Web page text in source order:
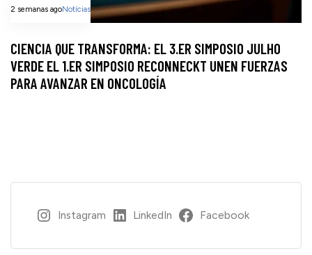
2 semanas agoNotícias
CIENCIA QUE TRANSFORMA: EL 3.ER SIMPOSIO JULHO
VERDE EL 1.ER SIMPOSIO RECONNECKT UNEN FUERZAS
PARA AVANZAR EN ONCOLOGÍA
Instagram LinkedIn Facebook